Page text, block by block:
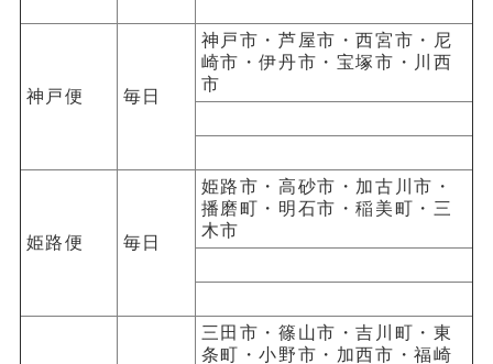
神戸便 毎日
神戸市・芦屋市・西宮市・尼
崎市・伊丹市・宝塚市・川西
市
姫路便 毎日
姫路市・高砂市・加古川市・
播磨町・明石市・稲美町・三
木市
三田市・篠山市・吉川町・東
条町・小野市・加西市・福崎